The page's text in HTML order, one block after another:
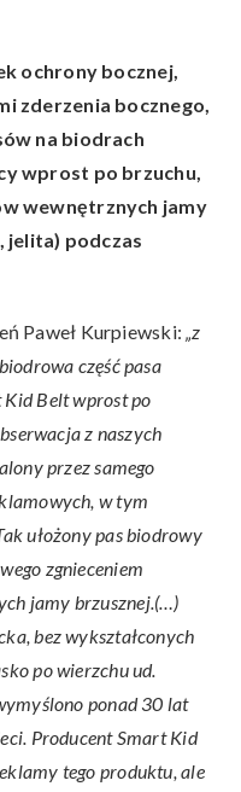
ochrony bocznej,
zderzenia bocznego,
na biodrach
wprost po brzuchu,
wewnętrznych jamy
jelita) podczas
Paweł Kurpiewski:„z
część pasa
Kid Belt wprost po
z naszych
przez samego
w tym
ułożony pas biodrowy
zgnieceniem
jamy brzusznej.(…)
bez wykształconych
po wierzchu ud.
ponad 30 lat
Producent Smart Kid
tego produktu, ale